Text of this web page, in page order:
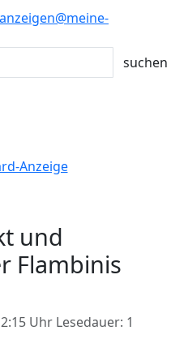
anzeigen@meine-
und
Flambinis
Uhr Lesedauer: 1